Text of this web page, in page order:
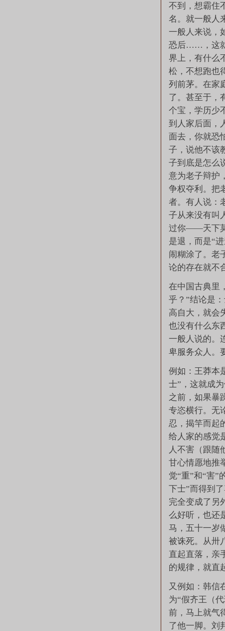
不到，想霸住
名。就一般人
一般人来说，
恐后……，这
界上，有什么
松，不想跑也
列前茅。在家
了。甚至于，
个宝，学历少
到人家后面，
面去，你就恐
子，说他不该
子到底是怎么
意为老子辩护
争权夺利。把
者。有人说：
子从来没有叫
过你——天下莫
是退，而是“
闹糊涂了。老
论的存在就不
在中国古典里
乎？”结论是
高自大，就会
也没有什么东
一般人说的。
卑服务众人。
例如：王莽本
士”，这就成
之前，如果暴
专恣横行。无
忍，揭竿而起
给人家的感觉
人不害（跟随
甘心情愿地推
觉“重”和“害”
下士”而得到
完全变成了另
么好听，也还
马，五十一岁
被诛死。从卅
直起直落，亲
的规律，就直
又例如：韩信
为“假齐王（
前，马上就气
了他一脚。刘